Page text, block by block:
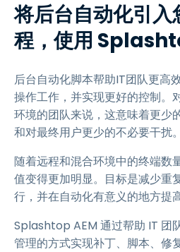
将后台自动化引入
程，使用
后台自动化脚本帮助IT团队更高
操作工作，并实现更好的控制。
环境的团队来说，这意味着更少
和对最终用户更少的不必要干扰。
随着远程和混合环境中的终端数
值变得更加明显。目标是减少重
行，并在自动化有意义的地方提
Splashtop AEM 通过帮助 IT 团
管理的方式实现补丁、脚本、修